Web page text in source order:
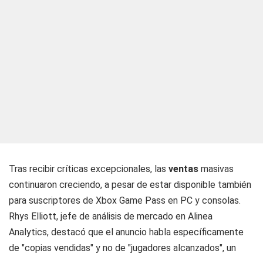
Tras recibir críticas excepcionales, las ventas masivas
continuaron creciendo, a pesar de estar disponible también
para suscriptores de Xbox Game Pass en PC y consolas.
Rhys Elliott, jefe de análisis de mercado en Alinea
Analytics, destacó que el anuncio habla específicamente
de "copias vendidas" y no de "jugadores alcanzados", un